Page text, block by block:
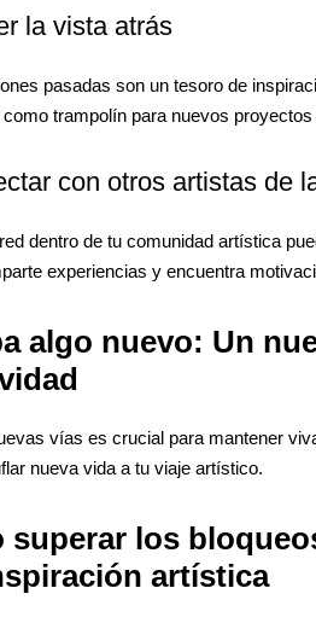
la vista atrás
pasadas son un tesoro de
trampolín para nuevos
con otros artistas de
dentro de tu comunidad artística
experiencias y encuentra
algo nuevo: Un
vías es crucial para mantener
nueva vida a tu viaje artístico.
superar los
artística